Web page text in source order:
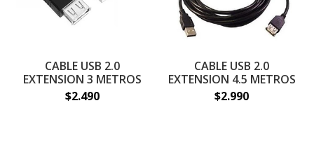
CABLE USB 2.0
EXTENSION 3 METROS
$2.490
CABLE USB 2.0
EXTENSION 4.5 METROS
$2.990